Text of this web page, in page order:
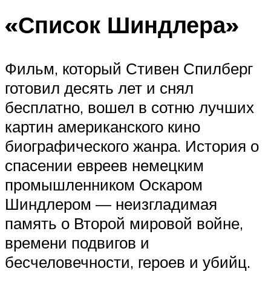
«Список Шиндлера»
Фильм, который Стивен Спилберг
готовил десять лет и снял
бесплатно, вошел в сотню лучших
картин американского кино
биографического жанра. История о
спасении евреев немецким
промышленником Оскаром
Шиндлером — неизгладимая
память о Второй мировой войне,
времени подвигов и
бесчеловечности, героев и убийц.